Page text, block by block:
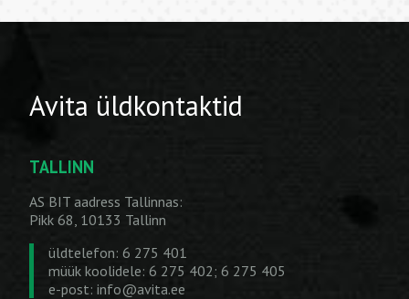
Avita üldkontaktid
TALLINN
AS BIT aadress Tallinnas:
Pikk 68, 10133 Tallinn
üldtelefon: 6 275 401
müük koolidele: 6 275 402; 6 275 405
e-post: info@avita.ee